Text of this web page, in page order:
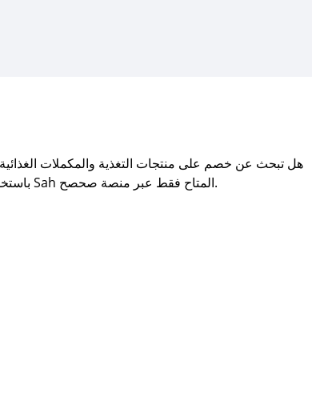
هل تبحث عن خصم على منتجات التغذية والمكملات
الاستفادة من خصم 5% على جميع المشتريات من متجر Dr. Nutrition، باستخدام الكود الحصري Sah المتاح فقط عبر منصة صحصح.